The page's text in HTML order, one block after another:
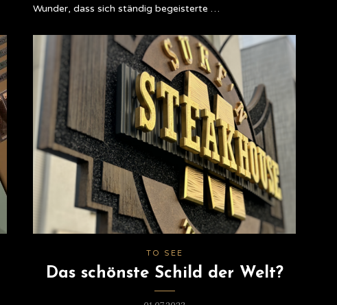
Wunder, dass sich ständig begeisterte …
TO SEE
Das schönste Schild der Welt?